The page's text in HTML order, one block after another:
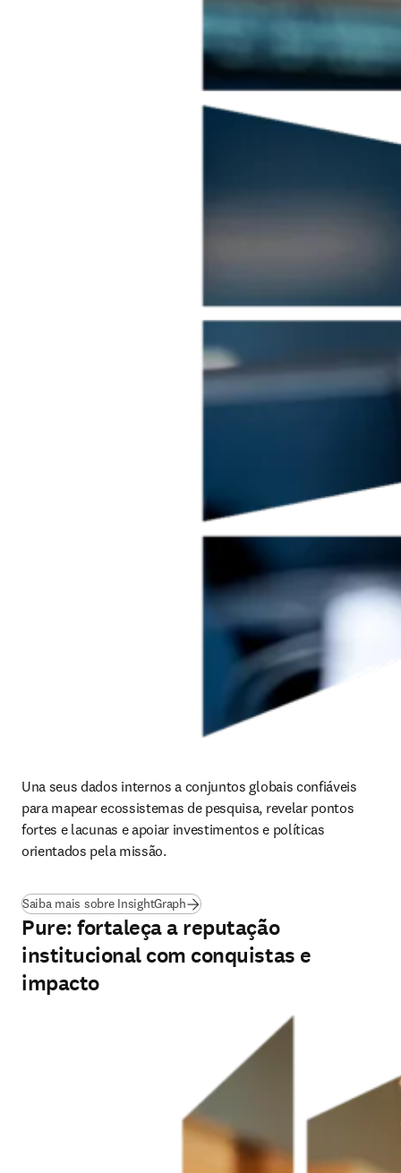
Una seus dados internos a conjuntos globais confiáveis
para mapear ecossistemas de pesquisa, revelar pontos
fortes e lacunas e apoiar investimentos e políticas
orientados pela missão.
Saiba mais sobre InsightGraph(abre em uma nova guia/janela
Pure: fortaleça a reputação
institucional com conquistas e
impacto